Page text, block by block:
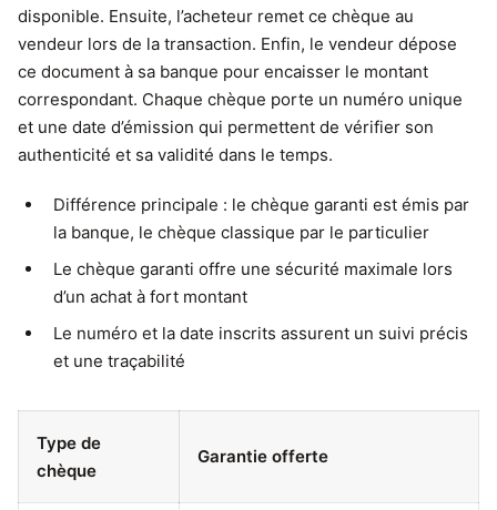
disponible. Ensuite, l’acheteur remet ce chèque au
vendeur lors de la transaction. Enfin, le vendeur dépose
ce document à sa banque pour encaisser le montant
correspondant. Chaque chèque porte un numéro unique
et une date d’émission qui permettent de vérifier son
authenticité et sa validité dans le temps.
Différence principale : le chèque garanti est émis par
la banque, le chèque classique par le particulier
Le chèque garanti offre une sécurité maximale lors
d’un achat à fort montant
Le numéro et la date inscrits assurent un suivi précis
et une traçabilité
Type de
chèque
Garantie offerte